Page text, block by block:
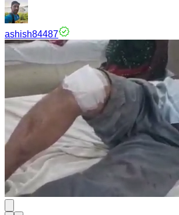
ashish84487